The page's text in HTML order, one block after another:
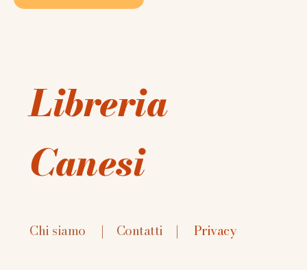
Libreria
Canesi
Chi siamo | Contatti | Privacy